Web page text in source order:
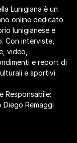
Lunigiana è un
online dedicato
lunigianese e
Con interviste,
video,
e report di
e sportivi.
Responsabile:
Diego Remaggi